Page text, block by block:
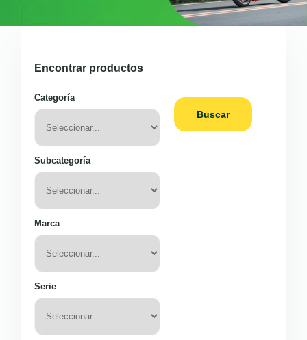
Encontrar productos
Categoría
Subcategoría
Marca
Serie
Buscar